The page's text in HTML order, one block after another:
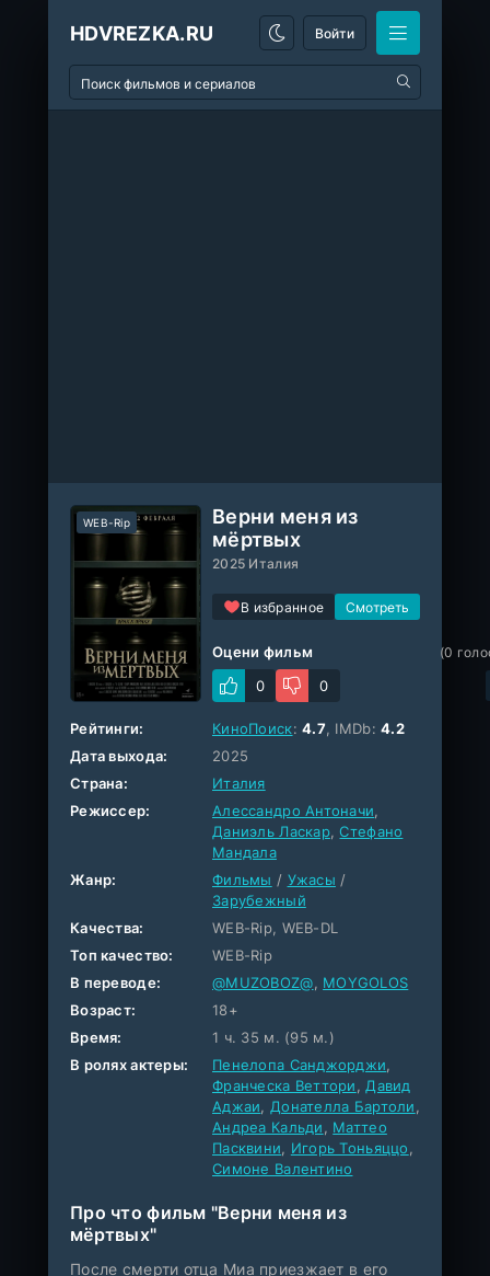
HDVREZKA.RU Войти
Верни меня из
мёртвых
2025 Италия
В избранное
WEB-Rip
Оцени фильм
0
0
(0
Рейтинги: КиноПоиск:4.7, IMDb:4.2
Дата выхода:
2025
Страна:
Италия
Режиссер:
Алессандро Антоначи,
Даниэль Ласкар,Стефано
Мандала
Жанр:
Фильмы / Ужасы /
Зарубежный
Качества:
WEB-Rip, WEB-DL
Топ качество:
WEB-Rip
В переводе:
@MUZOBOZ@, MOYGOLOS
Возраст:
18+
Время:
1 ч. 35 м. (95 м.)
В ролях актеры:
Пенелопа Санджорджи,
Франческа Веттори , Давид
Аджаи, Донателла Бартоли ,
Андреа Кальди , Маттео
Пасквини, Игорь Тоньяццо ,
Симоне Валентино
Про что фильм "Верни меня из
мёртвых"
После смерти отца Миа приезжает в его